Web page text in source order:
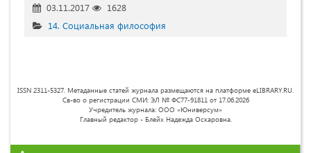
03.11.2017
1628
14. Социальная философия
ISSN 2311-5327. Метаданные статей журнала размещаются на платформе eLIBRARY.RU.
Св-во о регистрации СМИ: ЭЛ № ФС77-91811 от 17.06.2026
Учредитель журнала: ООО «Юниверсум»
Главный редактор - Блейх Надежда Оскаровна.